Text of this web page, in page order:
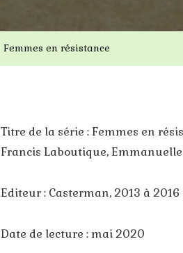
Femmes en résistance
Titre de la série : Femmes en
Francis Laboutique,
Editeur : Casterman, 2013 à
Date de lecture : mai 2020